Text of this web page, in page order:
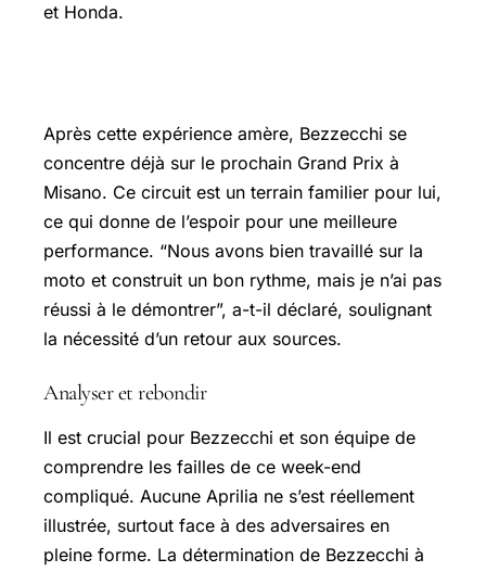
et Honda.
Après cette expérience amère, Bezzecchi se
concentre déjà sur le prochain Grand Prix à
Misano. Ce circuit est un terrain familier pour lui,
ce qui donne de l’espoir pour une meilleure
performance. “Nous avons bien travaillé sur la
moto et construit un bon rythme, mais je n’ai pas
réussi à le démontrer”, a-t-il déclaré, soulignant
la nécessité d’un retour aux sources.
Analyser et rebondir
Il est crucial pour Bezzecchi et son équipe de
comprendre les failles de ce week-end
compliqué. Aucune Aprilia ne s’est réellement
illustrée, surtout face à des adversaires en
pleine forme. La détermination de Bezzecchi à